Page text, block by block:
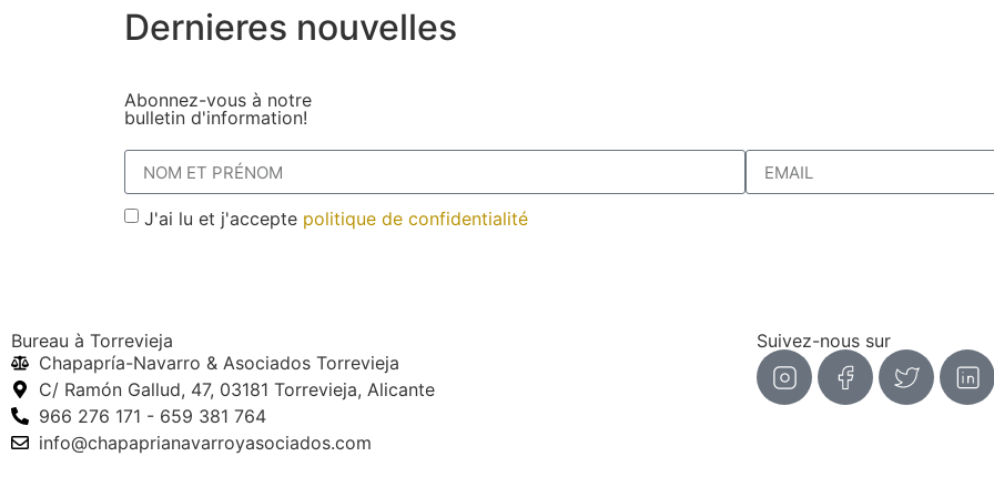
Dernieres nouvelles
Abonnez-vous à notre
bulletin d'information!
J'ai lu et j'accepte politique de confidentialité
Bureau à Torrevieja
Chapapría-Navarro & Asociados Torrevieja
C/ Ramón Gallud, 47, 03181 Torrevieja, Alicante
966 276 171 - 659 381 764
info@chapaprianavarroyasociados.com
Suivez-nous sur